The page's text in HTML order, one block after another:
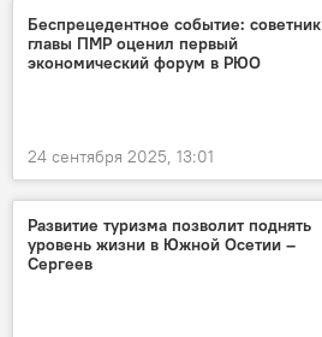
Беспрецедентное событие: советник
главы ПМР оценил первый
экономический форум в РЮО
24 сентября 2025, 13:01
Развитие туризма позволит поднять
уровень жизни в Южной Осетии –
Сергеев